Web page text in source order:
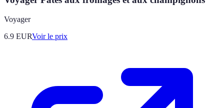
Voyager
6.9 EURVoir le prix